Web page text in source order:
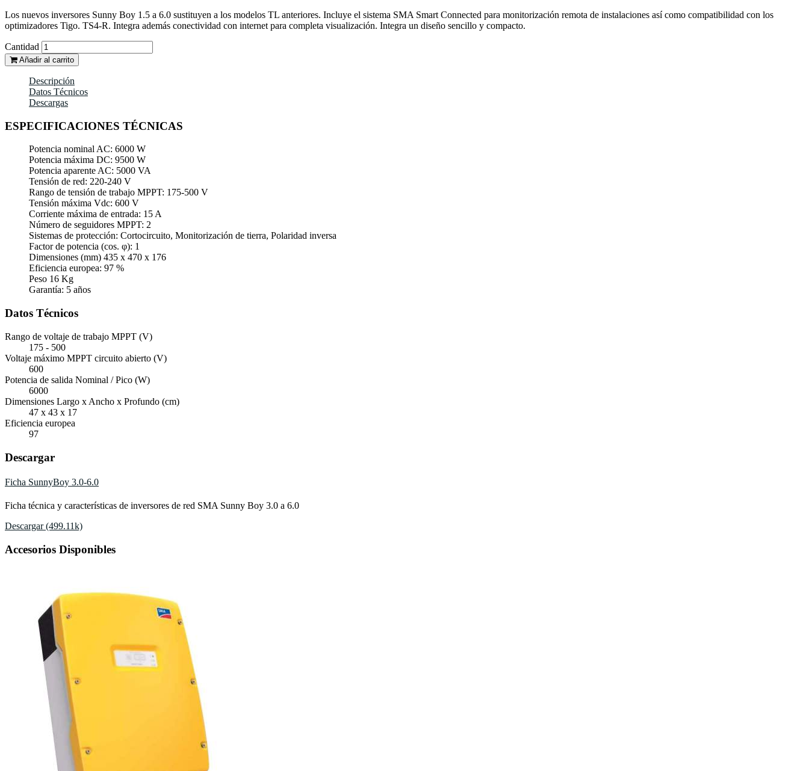
Los nuevos inversores Sunny Boy 1.5 a 6.0 sustituyen a los modelos TL anteriores. Incluye el sistema SMA Smart Connected para monitorización remota de instalaciones así como compatibilidad con los
optimizadores Tigo. TS4-R. Integra además conectividad con internet para completa visualización. Integra un diseño sencillo y compacto.
Cantidad
Añadir al carrito
Descripción
Datos Técnicos
Descargas
ESPECIFICACIONES TÉCNICAS
Potencia nominal AC: 6000 W
Potencia máxima DC: 9500 W
Potencia aparente AC: 5000 VA
Tensión de red: 220-240 V
Rango de tensión de trabajo MPPT: 175-500 V
Tensión máxima Vdc: 600 V
Corriente máxima de entrada: 15 A
Número de seguidores MPPT: 2
Sistemas de protección: Cortocircuito, Monitorización de tierra, Polaridad inversa
Factor de potencia (cos. φ): 1
Dimensiones (mm) 435 x 470 x 176
Eficiencia europea: 97 %
Peso 16 Kg
Garantía: 5 años
Datos Técnicos
Rango de voltaje de trabajo MPPT (V)
175 - 500
Voltaje máximo MPPT circuito abierto (V)
600
Potencia de salida Nominal / Pico (W)
6000
Dimensiones Largo x Ancho x Profundo (cm)
47 x 43 x 17
Eficiencia europea
97
Descargar
Ficha SunnyBoy 3.0-6.0
Ficha técnica y características de inversores de red SMA Sunny Boy 3.0 a 6.0
Descargar (499.11k)
Accesorios Disponibles